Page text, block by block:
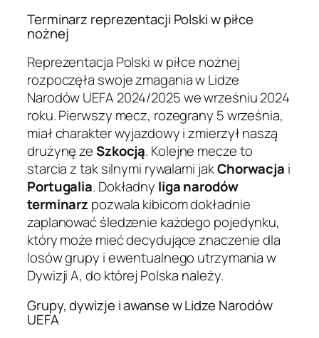
Terminarz reprezentacji Polski w piłce
nożnej
Reprezentacja Polski w piłce nożnej
rozpoczęła swoje zmagania w Lidze
Narodów UEFA 2024/2025 we wrześniu 2024
roku. Pierwszy mecz, rozegrany 5 września,
miał charakter wyjazdowy i zmierzył naszą
drużynę zeSzkocją. Kolejne mecze to
starcia z tak silnymi rywalami jakChorwacja i
Portugalia. Dokładny liga narodów
terminarz pozwala kibicom dokładnie
zaplanować śledzenie każdego pojedynku,
który może mieć decydujące znaczenie dla
losów grupy i ewentualnego utrzymania w
Dywizji A, do której Polska należy.
Grupy, dywizje i awanse w Lidze Narodów
UEFA